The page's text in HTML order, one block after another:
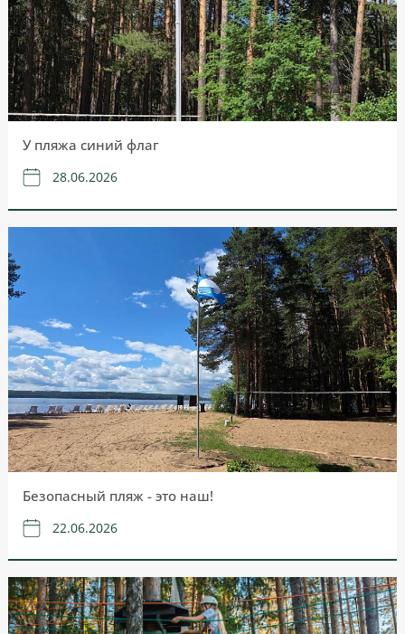
У пляжа синий флаг
28.06.2026
Безопасный пляж - это наш!
22.06.2026